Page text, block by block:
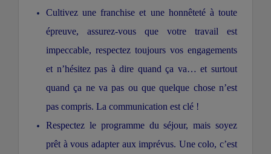
Cultivez une franchise et une honnêteté à toute
épreuve, assurez-vous que votre travail est
impeccable, respectez toujours vos engagements
et n’hésitez pas à dire quand ça va… et surtout
quand ça ne va pas ou que quelque chose n’est
pas compris. La communication est clé !
Respectez le programme du séjour, mais soyez
prêt à vous adapter aux imprévus. Une colo, c’est